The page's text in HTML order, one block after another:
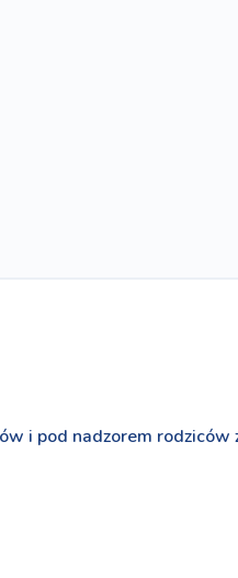
i pod nadzorem rodziców